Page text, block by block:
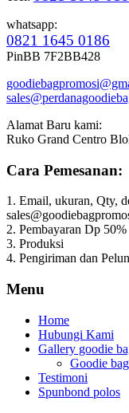
whatsapp:
0821 1645 0186
PinBB 7F2BB428
Alamat Baru kami:
Ruko Grand Centro
Cara Pemesanan:
1. Email, ukuran, Qty,
2. Pembayaran Dp 50%
3. Produksi
4. Pengiriman dan
Menu
Home
Hubungi Kami
Gallery goodie
Goodie
Testimoni
Spunbond polos